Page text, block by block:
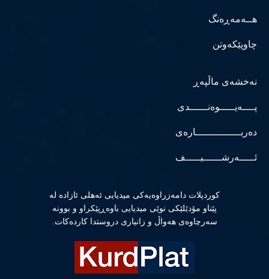
هــەمەڕەنگ
چاوپێکەوتن
نەخشەی ماڵپەڕ
پــــەیـــــوەنــــــدی
دەربـــــــــــــــارەی
ئـــــەرشــــــیـــــف
كوردپلات دامەزراوەیەكی میدیایی ئەهلی ئازادە لە
پێناو مۆدێلێكی نوێی میدیایی باوەڕپێكراو و بوونە
سەرچاوەی هەواڵ و زانیاری دروستدا كاردەكات.